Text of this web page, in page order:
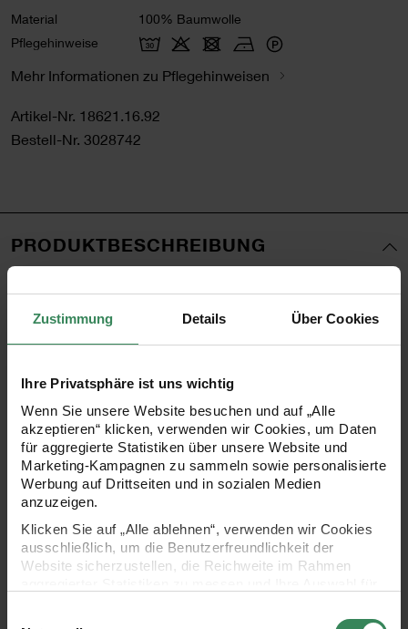
Zustimmung Details Über Cookies
Ihre Privatsphäre ist uns wichtig
Wenn Sie unsere Website besuchen und auf „Alle
akzeptieren“ klicken, verwenden wir Cookies, um Daten
für aggregierte Statistiken über unsere Website und
Marketing-Kampagnen zu sammeln sowie personalisierte
Werbung auf Drittseiten und in sozialen Medien
anzuzeigen.
Klicken Sie auf „Alle ablehnen“, verwenden wir Cookies
ausschließlich, um die Benutzerfreundlichkeit der
Website sicherzustellen, die Reichweite im Rahmen
Material
100% Baumwolle
Pflegehinweise
Mehr Informationen zu Pflegehinweisen
Artikel-Nr. 18621.16.92
Bestell-Nr. 3028742
PRODUKTBESCHREIBUNG
Ob geblümt, gepunktet oder gestreift, mit grafischen
Mustern oder fröhlichen Dessins, mit klassischen
Symbolen oder ausgefallenen Prints - bei uns finden Sie
bestehen. Die Druckstoffe sind als Meterware und
Zuschnitte erhältlich. Alle Stoffe eignen sich hervorragend
zum Nähen und Basteln und laden mit ihren vielfältigen
Motiven zum kreativen Gestalten ein. Lassen Sie sich
inspirieren!
•Druckstoff aus 100% Baumwolle, 145 g/m², waschbar bei